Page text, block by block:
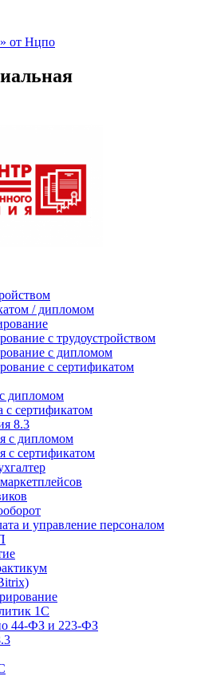
от Нцпо
/ дипломом
с трудоустройством
с дипломом
с сертификатом
дипломом
сертификатом
8.3
с дипломом
с сертификатом
и управление персоналом
1С
44‑ФЗ и 223‑ФЗ